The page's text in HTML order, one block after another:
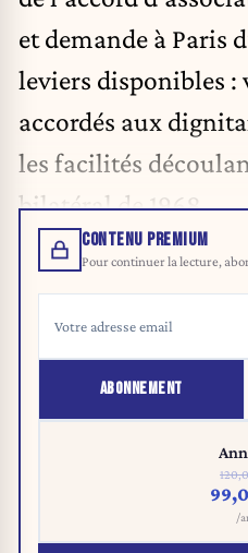
et demande à Paris
leviers disponibles :
accordés aux
les facilités
bilatéral de 1968.
CONTENU PREMIUM
Pour continuer la lecture,
ABONNEMENT
/